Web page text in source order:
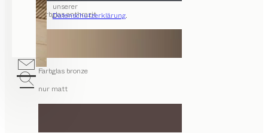
unserer
Datenschutzerklärung.
Farbglas anthrazit
Farbglas bronze
nur matt